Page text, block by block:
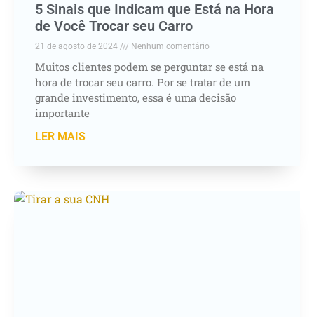
5 Sinais que Indicam que Está na Hora
de Você Trocar seu Carro
21 de agosto de 2024 Nenhum comentário
Muitos clientes podem se perguntar se está na
hora de trocar seu carro. Por se tratar de um
grande investimento, essa é uma decisão
importante
LER MAIS